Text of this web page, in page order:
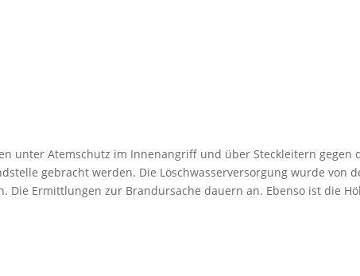
unter Atemschutz im Innenangriff und über Steckleitern gegen
gebracht werden. Die Löschwasserversorgung wurde von
Die Ermittlungen zur Brandursache dauern an. Ebenso ist die